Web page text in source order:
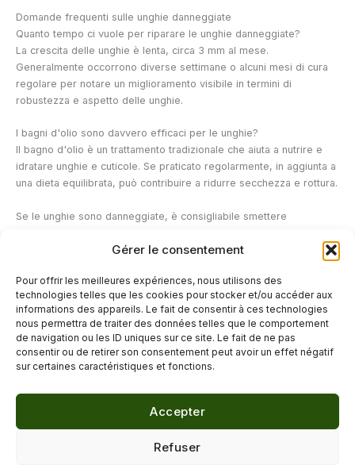
Gérer le consentement
Pour offrir les meilleures expériences, nous utilisons des
technologies telles que les cookies pour stocker et/ou accéder aux
informations des appareils. Le fait de consentir à ces technologies
nous permettra de traiter des données telles que le comportement
de navigation ou les ID uniques sur ce site. Le fait de ne pas
consentir ou de retirer son consentement peut avoir un effet négatif
sur certaines caractéristiques et fonctions.
Accepter
Refuser
Domande frequenti sulle unghie danneggiate
Quanto tempo ci vuole per riparare le unghie danneggiate?
La crescita delle unghie è lenta, circa 3 mm al mese.
Generalmente occorrono diverse settimane o alcuni mesi di cura
regolare per notare un miglioramento visibile in termini di
robustezza e aspetto delle unghie.
I bagni d'olio sono davvero efficaci per le unghie?
Il bagno d'olio è un trattamento tradizionale che aiuta a nutrire e
idratare unghie e cuticole. Se praticato regolarmente, in aggiunta a
una dieta equilibrata, può contribuire a ridurre secchezza e rottura.
Se le unghie sono danneggiate, è consigliabile smettere
Non è necessario interrompere completamente l'applicazione, ma
sistematicamente una base protettiva e prediligere solventi delicati
e privi di acetone per limitare l'essiccazione.
←Articolo precedente Articolo successivo→